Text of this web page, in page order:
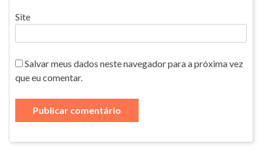
Site
Salvar meus dados neste navegador para a próxima vez
que eu comentar.